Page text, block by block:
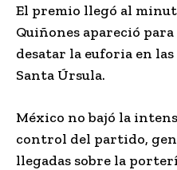
El premio llegó al
Quiñones apareció
desatar la euforia en
Santa Úrsula.
México no bajó la
control del partido,
llegadas sobre la